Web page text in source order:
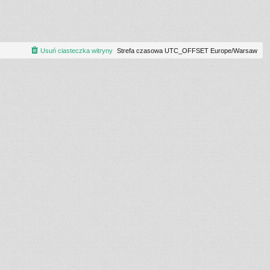
Strefa czasowa UTC_OFFSET Europe/Warsaw
Usuń ciasteczka witryny